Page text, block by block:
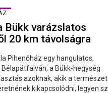
Bükk varázslatos
20 km távolságra
Pihenőház egy hangulatos,
a Bükk-hegység
azoknak, akik a természet
kikapcsolódni, legyen